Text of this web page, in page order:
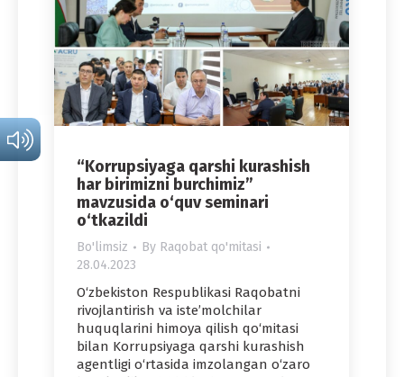
“Korrupsiyaga qarshi kurashish
har birimizni burchimiz”
mavzusida o‘quv seminari
o‘tkazildi
Bo'limsiz By Raqobat qo'mitasi
28.04.2023
O‘zbekiston Respublikasi Raqobatni
rivojlantirish va isteʼmolchilar
huquqlarini himoya qilish qo‘mitasi
bilan Korrupsiyaga qarshi kurashish
agentligi o‘rtasida imzolangan o‘zaro